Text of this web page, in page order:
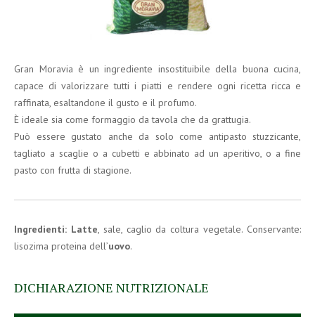
Gran Moravia è un ingrediente insostituibile della buona cucina,
capace di valorizzare tutti i piatti e rendere ogni ricetta ricca e
raffinata, esaltandone il gusto e il profumo.
È ideale sia come formaggio da tavola che da grattugia.
Può essere gustato anche da solo come antipasto stuzzicante,
tagliato a scaglie o a cubetti e abbinato ad un aperitivo, o a fine
pasto con frutta di stagione.
Ingredienti: Latte , sale, caglio da coltura vegetale. Conservante:
lisozima proteina dell’uovo.
DICHIARAZIONE NUTRIZIONALE